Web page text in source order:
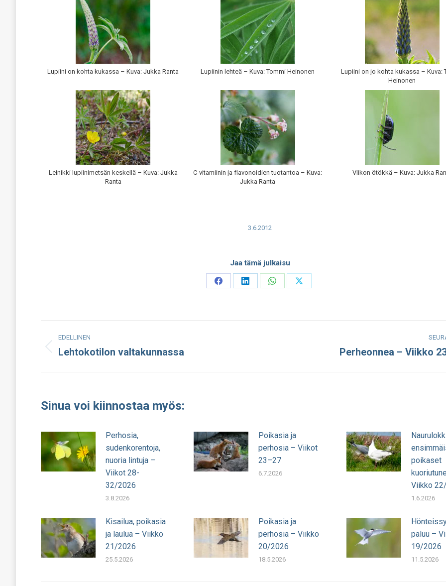
Lupiini on kohta kukassa – Kuva: Jukka Ranta Lupiinin lehteä – Kuva: Tommi Heinonen
Lupiini on jo kohta kukassa – Kuva:
Heinonen
Leinikki lupiinimetsän keskellä – Kuva: Jukka
Ranta
C-vitamiinin ja flavonoidien tuotantoa – Kuva:
Jukka Ranta
Viikon ötökkä – Kuva: Jukka
3.6.2012
Jaa tämä julkaisu
Share
Share
Share
Share
Post
navigation
EDELLINEN
Edellinen
Lehtokotilon valtakunnassa Perheonnea – Viikko
Sinua voi kiinnostaa myös:
Perhosia,
sudenkorentoja,
nuoria lintuja –
Viikot 28-
32/2026
3.8.2026
Poikasia ja
perhosia – Viikot
23–27
6.7.2026
poikaset
Viikko
1.6.2026
Kisailua, poikasia
ja laulua – Viikko
21/2026
25.5.2026
Poikasia ja
perhosia – Viikko
20/2026
18.5.2026
paluu –
19/2026
11.5.2026